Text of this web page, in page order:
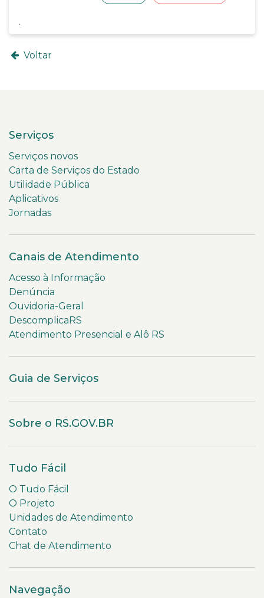
Voltar
Serviços
Serviços novos
Carta de Serviços do Estado
Utilidade Pública
Aplicativos
Jornadas
Canais de Atendimento
Acesso à Informação
Denúncia
Ouvidoria-Geral
DescomplicaRS
Atendimento Presencial e Alô RS
Guia de Serviços
Sobre o RS.GOV.BR
Tudo Fácil
O Tudo Fácil
O Projeto
Unidades de Atendimento
Contato
Chat de Atendimento
Navegação